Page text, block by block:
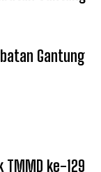
Gantung
TMMD ke-129